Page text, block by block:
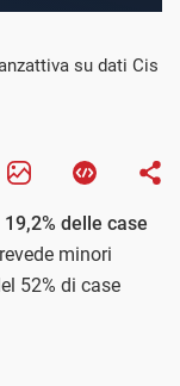
su dati Cis
19,2% delle case
minori
52% di case